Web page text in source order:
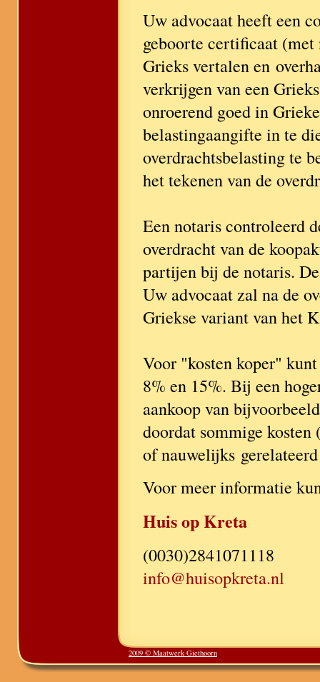
Uw advocaat heeft een
geboorte certificaat
Grieks vertalen en
verkrijgen van een
onroerend goed in
belastingaangifte in te
overdrachtsbelasting te
het tekenen van de
Een notaris controleerd
overdracht van de
partijen bij de notaris.
Uw advocaat zal na de
Griekse variant van het
Voor "kosten koper"
8% en 15%. Bij een
aankoop van
doordat sommige
of nauwelijks
Voor meer informatie
Huis op Kreta
(0030)2841071118
info@huisopkreta.nl
2009 © Maatwerk Giethoorn